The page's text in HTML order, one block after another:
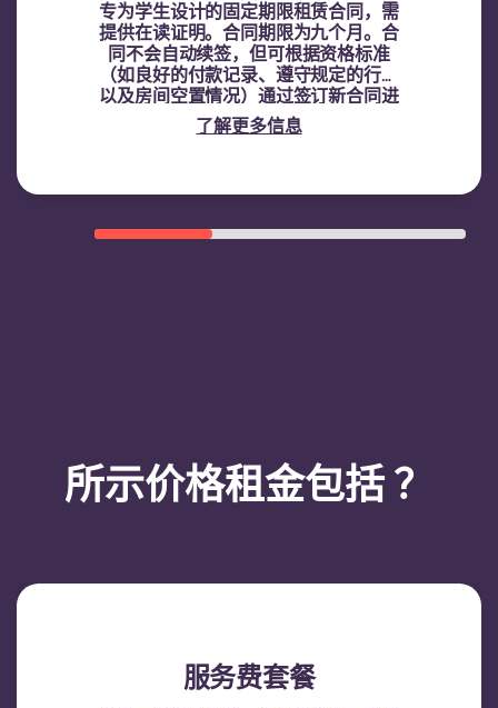
专为学生设计的固定期限租赁合同，需
提供在读证明。合同期限为九个月。合
同不会自动续签，但可根据资格标准
（如良好的付款记录、遵守规定的行为
以及房间空置情况）通过签订新合同进
行续租。
了解更多信息
所示价格租金包括 ？
服务费套餐